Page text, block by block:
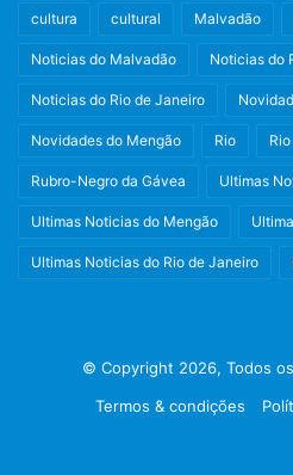
cultura cultural Malvadão
Noticias do Malvadão Noticias do
Noticias do Rio de Janeiro
Novidades do Mengão Rio
Rubro-Negro da Gávea Ultimas
Ultimas Noticias do Mengão
Ultimas Noticias do Rio de Janeiro
© Copyright 2026, Todos
Termos & condições